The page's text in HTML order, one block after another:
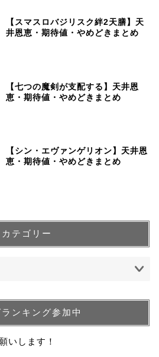
【スマスロバジリスク絆2天膳】天
井恩恵・期待値・やめどきまとめ
【七つの魔剣が支配する】天井恩
恵・期待値・やめどきまとめ
【シン・エヴァンゲリオン】天井恩
恵・期待値・やめどきまとめ
カテゴリー
ンキング参加中
いします！